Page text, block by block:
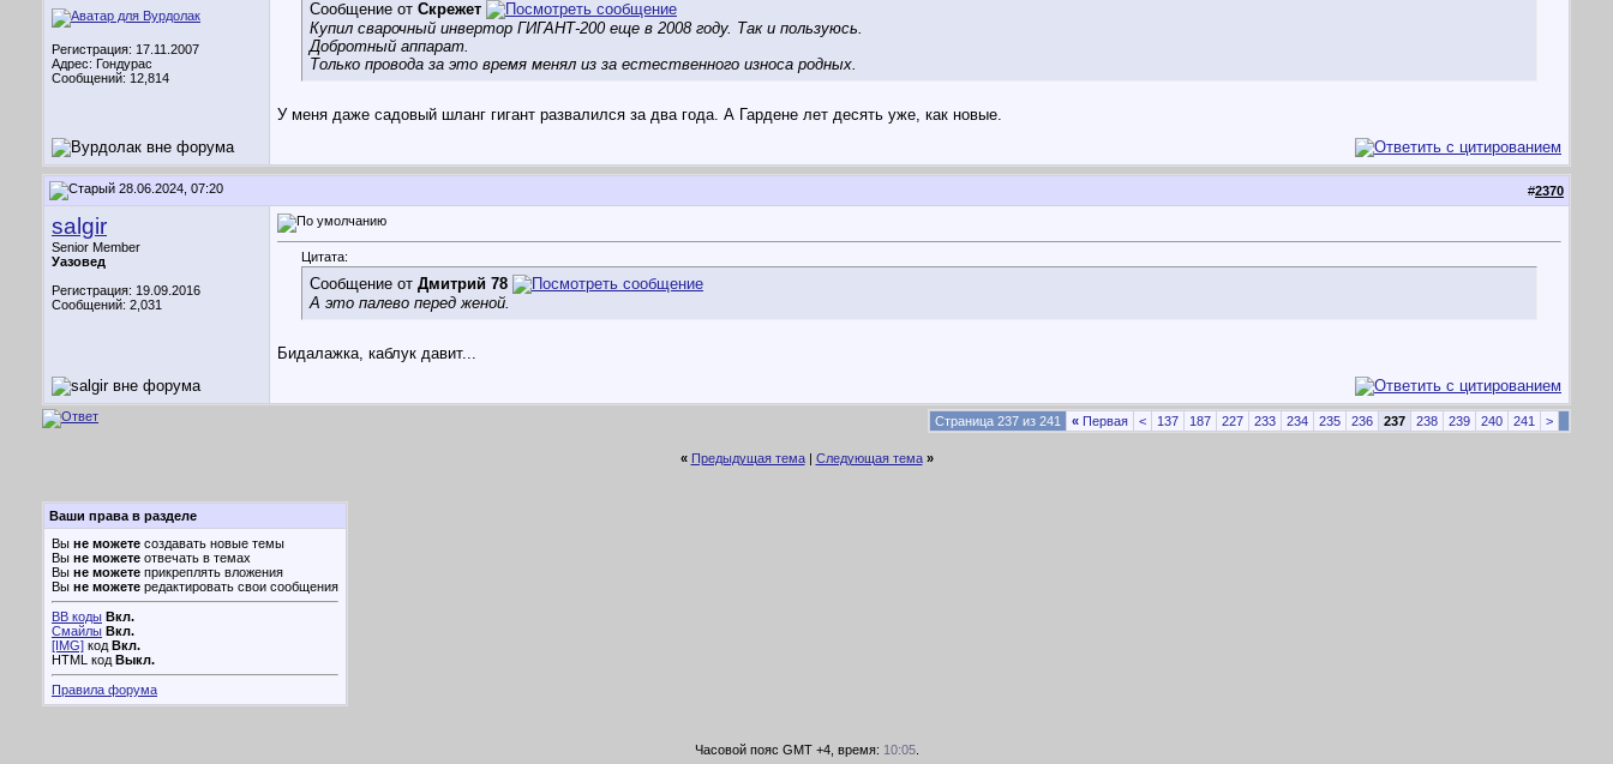
Регистрация: 17.11.2007
Адрес: Гондурас
Сообщений: 12,814
Сообщение от Скрежет
Купил сварочный инвертор ГИГАНТ-200 еще в 2008 году. Так и пользуюсь.
Добротный аппарат.
Только провода за это время менял из за естественного износа родных.
У меня даже садовый шланг гигант развалился за два года. А Гардене лет десять уже, как новые.
28.06.2024, 07:20 #2370
salgir
Senior Member
Уазовед
Регистрация: 19.09.2016
Сообщений: 2,031
Цитата:
Сообщение от Дмитрий 78
А это палево перед женой.
Бидалажка, каблук давит...
Страница 237 из 241 « Первая < 137 187 227 233 234 235 236 237 238 239 240 241 >
« Предыдущая тема| Следующая тема »
Ваши права в разделе
Вы не можете создавать новые темы
Вы не можете отвечать в темах
Вы не можете прикреплять вложения
Вы не можете редактировать свои сообщения
BB коды Вкл.
Смайлы Вкл.
[IMG] код Вкл.
HTML код Выкл.
Правила форума
Часовой пояс GMT +4, время: 10:05.